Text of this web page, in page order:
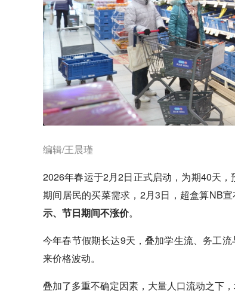
编辑/王晨瑾
2026年春运于2月2日正式启动，为期40天
期间居民的买菜需求，2月3日，超盒算NB
示、节日期间不涨价。
今年春节假期长达9天，叠加学生流、务工
来价格波动。
叠加了多重不确定因素，大量人口流动之下